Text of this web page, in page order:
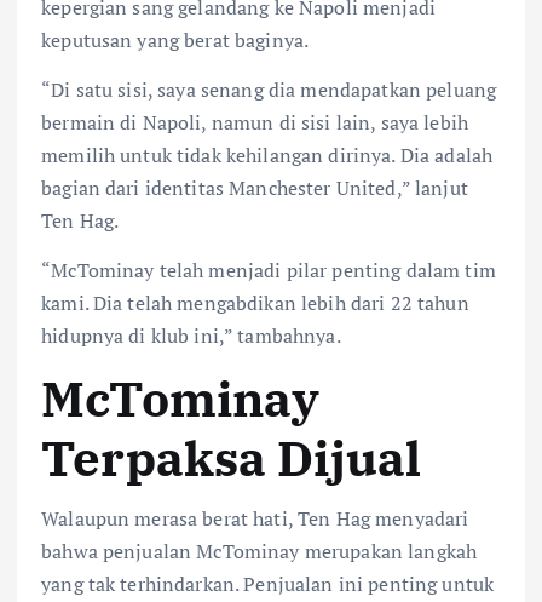
kepergian sang gelandang ke Napoli menjadi
keputusan yang berat baginya.
“Di satu sisi, saya senang dia mendapatkan peluang
bermain di Napoli, namun di sisi lain, saya lebih
memilih untuk tidak kehilangan dirinya. Dia adalah
bagian dari identitas Manchester United,” lanjut
Ten Hag.
“McTominay telah menjadi pilar penting dalam tim
kami. Dia telah mengabdikan lebih dari 22 tahun
hidupnya di klub ini,” tambahnya.
McTominay
Terpaksa Dijual
Walaupun merasa berat hati, Ten Hag menyadari
bahwa penjualan McTominay merupakan langkah
yang tak terhindarkan. Penjualan ini penting untuk